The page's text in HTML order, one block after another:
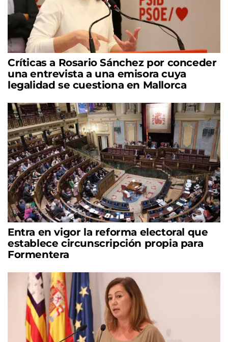
Críticas a Rosario Sánchez por conceder
una entrevista a una emisora cuya
legalidad se cuestiona en Mallorca
Entra en vigor la reforma electoral que
establece circunscripción propia para
Formentera